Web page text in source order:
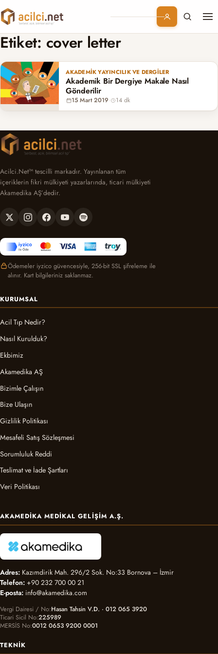
Branşlar
Konular
Kurumsal
Etiket: cover letter
AKADEMIK YAYINCILIK VE DERGILER
Akademik Bir Dergiye Makale Nasıl
Gönderilir
15 Mart 2019· 14 dk
Acilci.Net™ tescilli markadır. Yayınlanan tüm
içeriklerin fikri mülkiyeti yazarlarında, ticari mülkiyeti
Akamedika AŞ’dedir.
Ödemeler iyzico güvencesiyle, 256-bit SSL şifreleme ile
alınır. Kart bilgileriniz saklanmaz.
KURUMSAL
Acil Tıp Nedir?
Nasıl Kurulduk?
Ekbimiz
Akamedika AŞ
Bizimle Çalışın
Bize Ulaşın
Gizlilik Politikası
Mesafeli Satış Sözleşmesi
Sorumluluk Reddi
Teslimat ve İade Şartları
Veri Politikası
AKAMEDIKA MEDIKAL GELIŞIM A.Ş.
Adres: Kazımdirik Mah. 296/2 Sok. No:33 Bornova – İzmir
Telefon: +90 232 700 00 21
E-posta: info@akamedika.com
Vergi Dairesi / No Hasan Tahsin V.D. · 012 065 3920
Ticari Sicil No 225989
MERSİS No 0012 0653 9200 0001
TEKNIK